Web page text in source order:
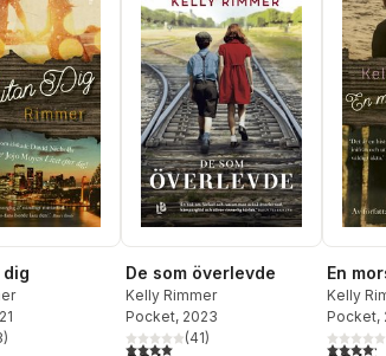
Totalt antal röster:
)
De som överlevde
Kelly Rimmer
Pocket, 2023
4,0utav 5 stjärnor. Totalt antal röster:
(41)
En
Kelly
Pocket,
4,2utav